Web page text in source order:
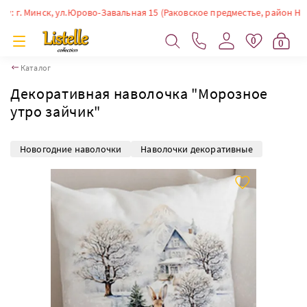
Минск, ул.Юрово-Завальная 15 (Раковское предместье, район
0 0
Каталог
Декоративная наволочка "Морозное
утро зайчик"
Новогодние наволочки Наволочки декоративные